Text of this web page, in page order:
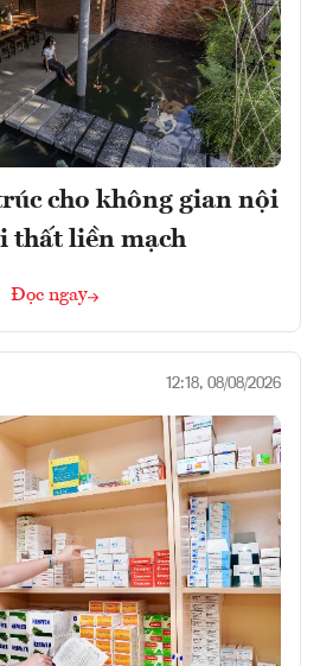
cho không gian nội
thất liền mạch
Đọc ngay
12:18, 08/08/2026